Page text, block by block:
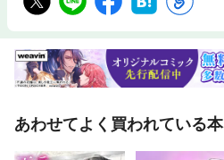
あわせてよく買われている本